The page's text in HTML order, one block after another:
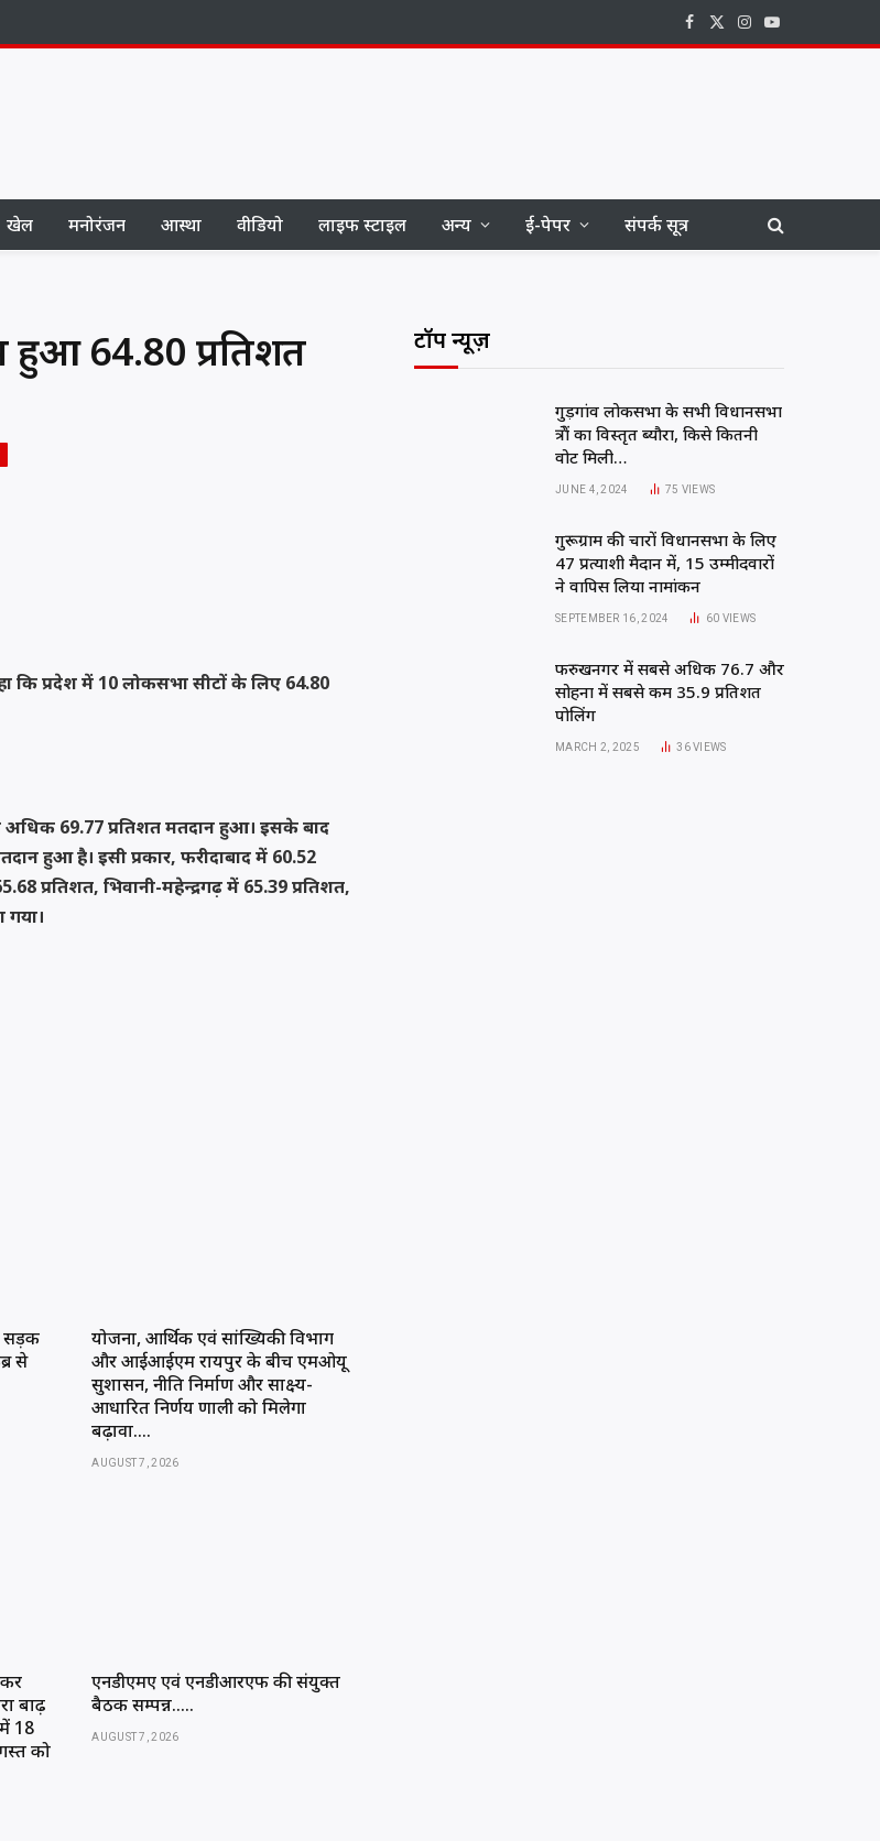
Facebook
X
(Twitter)
Instagram
YouTube
खेल मनोरंजन आस्था वीडियो लाइफ स्टाइल अन्य ई-पेपर संपर्क सूत्र
64.80 प्रतिशत
कि प्रदेश में 10 लोकसभा सीटों के लिए 64.80
69.77 प्रतिशत मतदान हुआ। इसके बाद
हुआ है। इसी प्रकार, फरीदाबाद में 60.52
प्रतिशत, भिवानी-महेन्द्रगढ़ में 65.39 प्रतिशत,
गया।
सड़क
से
योजना, आर्थिक एवं सांख्यिकी विभाग
और आईआईएम रायपुर के बीच एमओयू
सुशासन, नीति निर्माण और साक्ष्य-
आधारित निर्णय प्रणाली को मिलेगा
बढ़ावा….
AUGUST 7, 2026
बाढ़
18
को
एनडीएमए एवं एनडीआरएफ की संयुक्त
बैठक सम्पन्न…..
AUGUST 7, 2026
टॉप न्यूज़
गुड़गांव लोकसभा के सभी विधानसभा
क्षेत्रों का विस्तृत ब्यौरा, किसे कितनी
वोट मिली…
JUNE 4, 2024 75 VIEWS
गुरूग्राम की चारों विधानसभा के लिए
47 प्रत्याशी मैदान में, 15 उम्मीदवारों
ने वापिस लिया नामांकन
SEPTEMBER 16, 2024 60 VIEWS
फरुखनगर में सबसे अधिक 76.7 और
सोहना में सबसे कम 35.9 प्रतिशत
पोलिंग
MARCH 2, 2025 36VIEWS